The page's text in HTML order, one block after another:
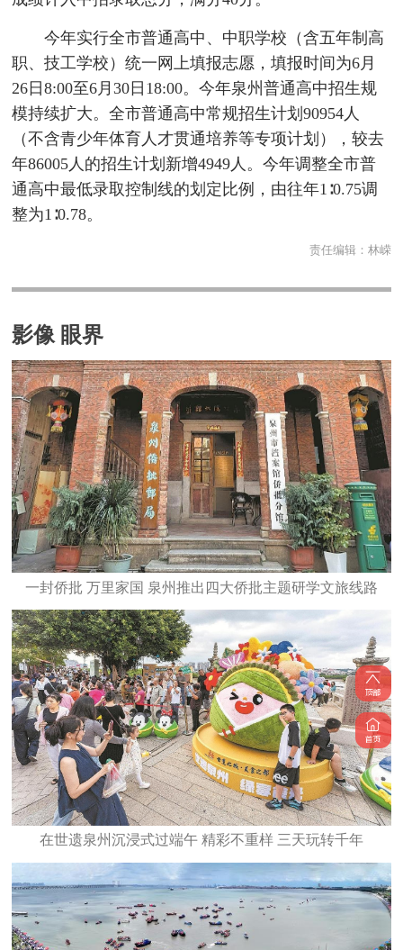
今年实行全市普通高中、中职学校（含五年制高
职、技工学校）统一网上填报志愿，填报时间为6月
26日8:00至6月30日18:00。今年泉州普通高中招生规
模持续扩大。全市普通高中常规招生计划90954人
（不含青少年体育人才贯通培养等专项计划），较去
年86005人的招生计划新增4949人。今年调整全市普
通高中最低录取控制线的划定比例，由往年1∶0.75调
整为1∶0.78。
责任编辑： 林嵘
影像 眼界
一封侨批 万里家国 泉州推出四大侨批主题研学文旅线路
在世遗泉州沉浸式过端午 精彩不重样 三天玩转千年